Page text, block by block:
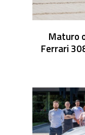
Maturo
Ferrari